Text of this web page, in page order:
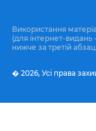
Використання
(для інтернет-видань
нижче за третій абзац.
� 2026, Усі права